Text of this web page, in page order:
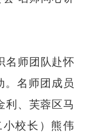
师团队赴怀
。名师团成员
、芙蓉区马
校长）熊伟